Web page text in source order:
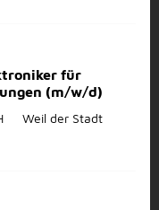
für
(m/w/d)
Weil der Stadt